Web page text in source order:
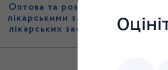
Оптова та роздрібна торгівля
лікарськими засобами, імпорт
лікарських засобів (крім АФІ)